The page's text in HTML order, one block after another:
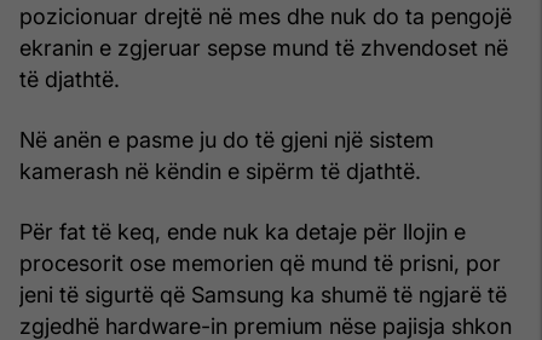
pozicionuar drejtë në mes dhe nuk do ta pengojë
ekranin e zgjeruar sepse mund të zhvendoset në
të djathtë.
Në anën e pasme ju do të gjeni një sistem
kamerash në këndin e sipërm të djathtë.
Për fat të keq, ende nuk ka detaje për llojin e
procesorit ose memorien që mund të prisni, por
jeni të sigurtë që Samsung ka shumë të ngjarë të
zgjedhë hardware-in premium nëse pajisja shkon